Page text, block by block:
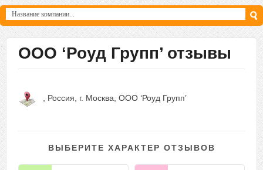
ООО ‘Роуд Групп’ отзывы
, Россия, г. Москва, ООО ‘Роуд Групп’
ВЫБЕРИТЕ ХАРАКТЕР ОТЗЫВОВ